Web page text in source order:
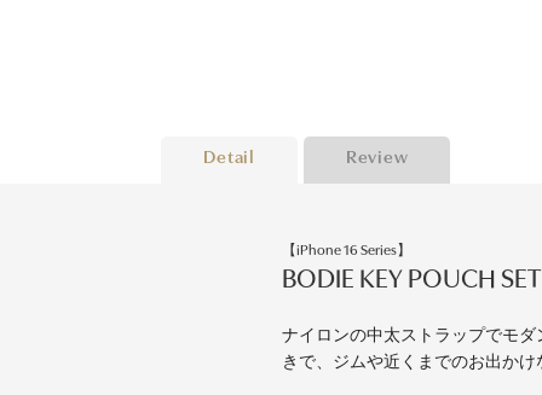
Detail Review
【iPhone 16 Series】
BODIE KEY POUCH
ナイロンの中太ストラップでモ
きで、ジムや近くまでのお出か